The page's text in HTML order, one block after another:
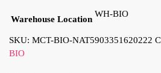
Warehouse Location
WH-BIO
SKU: MCT-BIO-NAT5903351620222
BIO